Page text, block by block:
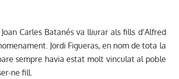
Carles Batanés va lliurar als fills d’Alfred
Jordi Figueras, en nom de tota la
sempre havia estat molt vinculat al poble
ne fill.